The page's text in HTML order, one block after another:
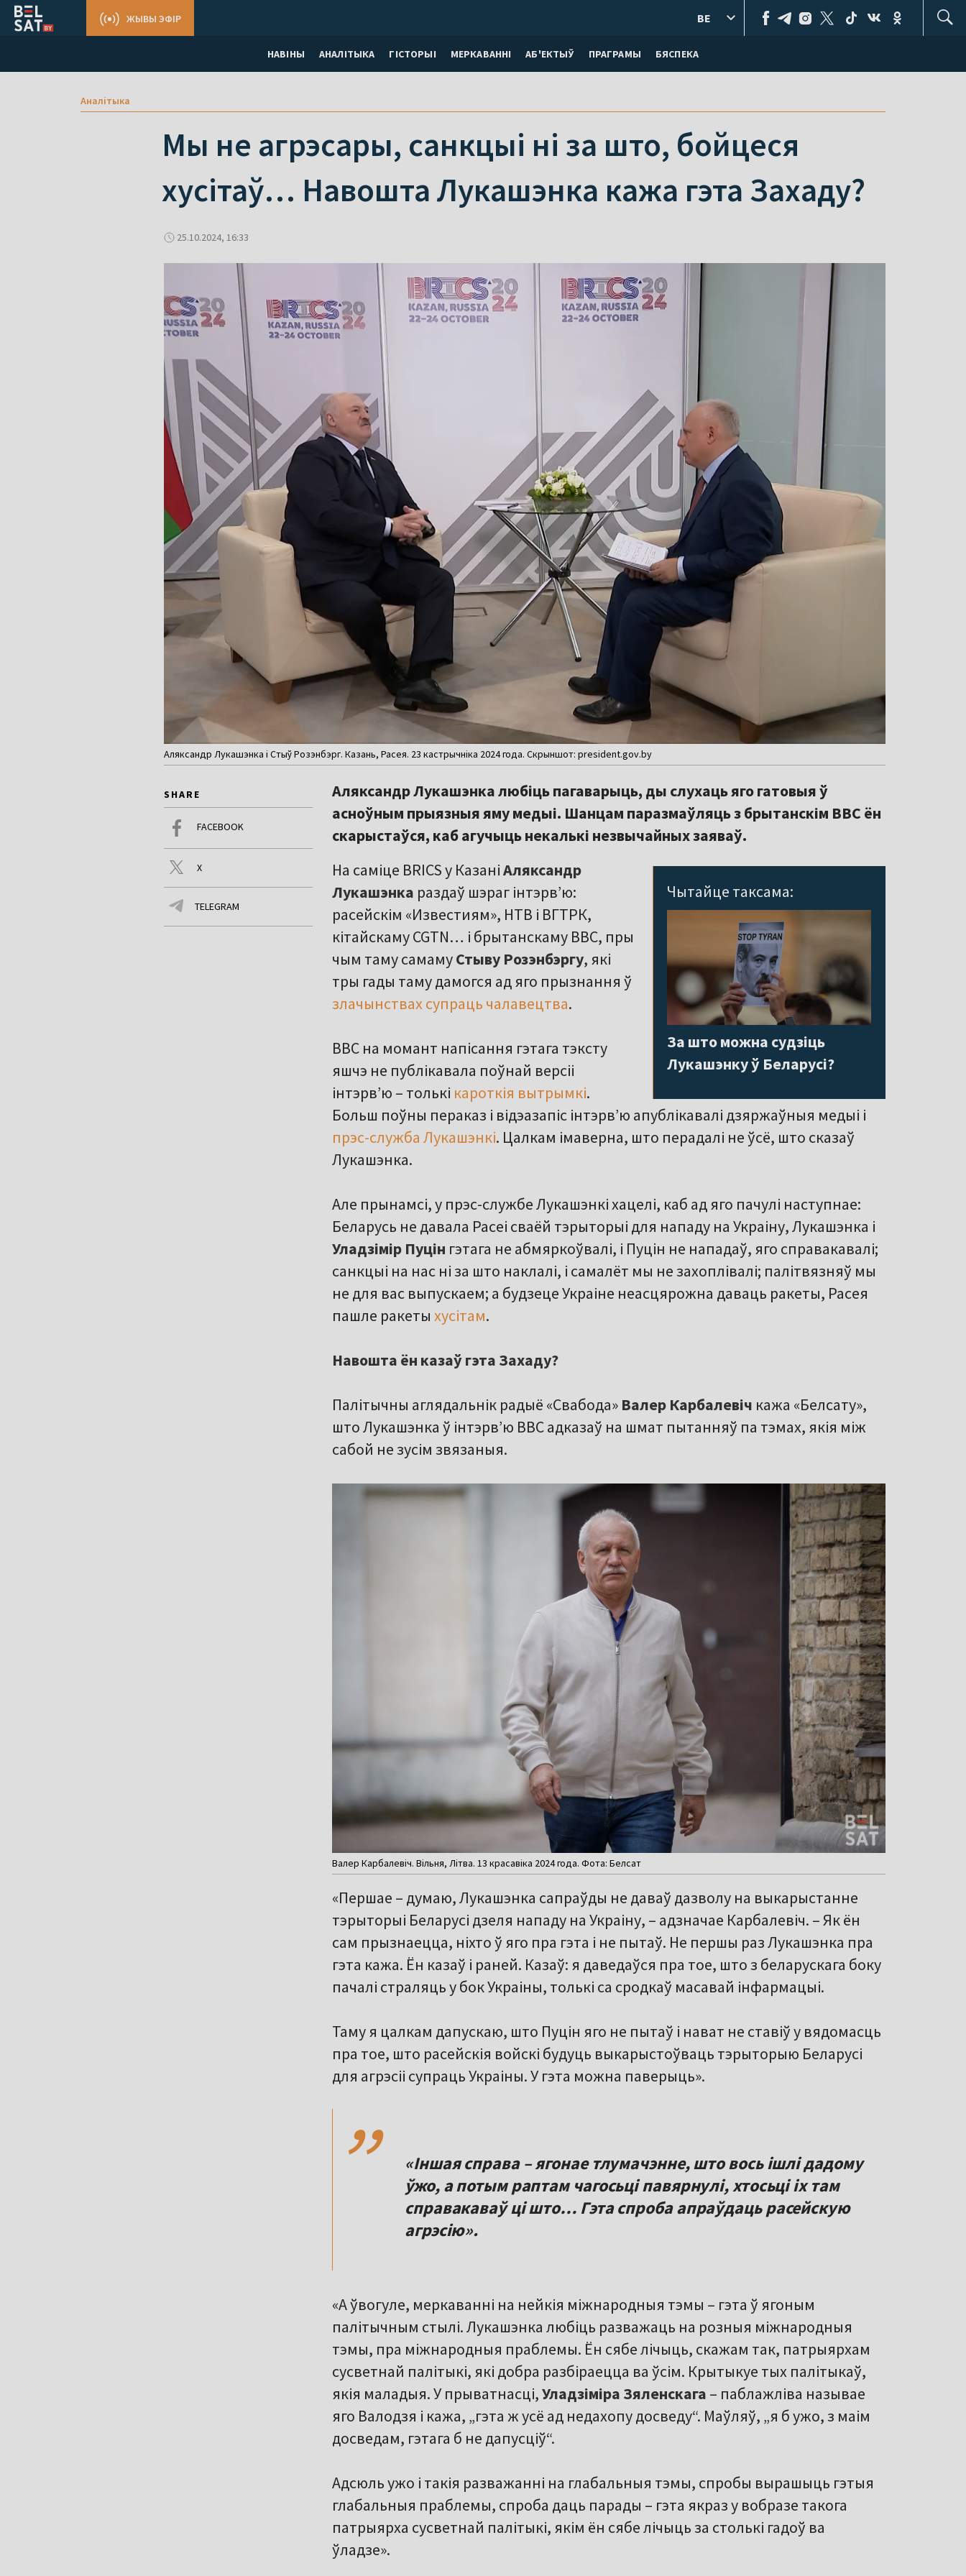
НАВІНЫ АНАЛІТЫКА ГІСТОРЫІ МЕРКАВАННI АБ'ЕКТЫЎ ПРАГРАМЫ БЯСПЕКА
ЖЫВЫ ЭФІР BE
Аналітыка
Мы не агрэсары, санкцыі ні за што, бойцеся
хусітаў… Навошта Лукашэнка кажа гэта Захаду?
25.10.2024, 16:33
Аляксандр Лукашэнка і Стыў Розэнбэрг. Казань, Расея. 23 кастрычніка 2024 года. Скрыншот: president.gov.by
SHARE
FACEBOOK
X
TELEGRAM
Аляксандр Лукашэнка любіць пагаварыць, ды слухаць яго гатовыя ў
асноўным прыязныя яму медыі. Шанцам паразмаўляць з брытанскім BBC ён
скарыстаўся, каб агучыць некалькі незвычайных заяваў.
Чытайце таксама:
За што можна судзіць
Лукашэнку ў Беларусі?
На саміце BRICS у КазаніАляксандр
Лукашэнка раздаў шэраг інтэрв’ю:
расейскім «Известиям», НТВ і ВГТРК,
кітайскаму CGTN… і брытанскаму BBC, пры
чым таму самамуСтыву Розэнбэргу, які
тры гады таму дамогся ад яго прызнання ў
злачынствах супраць чалавецтва.
BBC на момант напісання гэтага тэксту
яшчэ не публікавала поўнай версіі
інтэрв’ю – толькі кароткія вытрымкі.
Больш поўны пераказ і відэазапіс інтэрв’ю апублікавалі дзяржаўныя медыі і
прэс-служба Лукашэнкі. Цалкам імаверна, што перадалі не ўсё, што сказаў
Лукашэнка.
Але прынамсі, у прэс-службе Лукашэнкі хацелі, каб ад яго пачулі наступнае:
Беларусь не давала Расеі сваёй тэрыторыі для нападу на Украіну, Лукашэнка і
Уладзімір Пуцін гэтага не абмяркоўвалі, і Пуцін не нападаў, яго справакавалі;
санкцыі на нас ні за што наклалі, і самалёт мы не захоплівалі; палітвязняў мы
не для вас выпускаем; а будзеце Украіне неасцярожна даваць ракеты, Расея
пашле ракеты хусітам.
Навошта ён казаў гэта Захаду?
Палітычны аглядальнік радыё «Свабода» Валер Карбалевіч кажа «Белсату»,
што Лукашэнка ў інтэрв’ю BBC адказаў на шмат пытанняў па тэмах, якія між
сабой не зусім звязаныя.
Валер Карбалевіч. Вільня, Літва. 13 красавіка 2024 года. Фота: Белсат
«Першае – думаю, Лукашэнка сапраўды не даваў дазволу на выкарыстанне
тэрыторыі Беларусі дзеля нападу на Украіну, – адзначае Карбалевіч. – Як ён
сам прызнаецца, ніхто ў яго пра гэта і не пытаў. Не першы раз Лукашэнка пра
гэта кажа. Ён казаў і раней. Казаў: я даведаўся пра тое, што з беларускага боку
пачалі страляць у бок Украіны, толькі са сродкаў масавай інфармацыі.
Таму я цалкам дапускаю, што Пуцін яго не пытаў і нават не ставіў у вядомасць
пра тое, што расейскія войскі будуць выкарыстоўваць тэрыторыю Беларусі
для агрэсіі супраць Украіны. У гэта можна паверыць».
,,
«Іншая справа – ягонае тлумачэнне, што вось ішлі дадому
ўжо, а потым раптам чагосьці павярнулі, хтосьці іх там
справакаваў ці што… Гэта спроба апраўдаць расейскую
агрэсію».
«А ўвогуле, меркаванні на нейкія міжнародныя тэмы – гэта ў ягоным
палітычным стылі. Лукашэнка любіць разважаць на розныя міжнародныя
тэмы, пра міжнародныя праблемы. Ён сябе лічыць, скажам так, патрыярхам
сусветнай палітыкі, які добра разбіраецца ва ўсім. Крытыкуе тых палітыкаў,
якія маладыя. У прыватнасці,Уладзіміра Зяленскага – паблажліва называе
яго Валодзя і кажа, „гэта ж усё ад недахопу досведу“. Маўляў, „я б ужо, з маім
досведам, гэтага б не дапусціў“.
Адсюль ужо і такія разважанні на глабальныя тэмы, спробы вырашыць гэтыя
глабальныя праблемы, спроба даць парады – гэта якраз у вобразе такога
патрыярха сусветнай палітыкі, якім ён сябе лічыць за столькі гадоў ва
ўладзе».